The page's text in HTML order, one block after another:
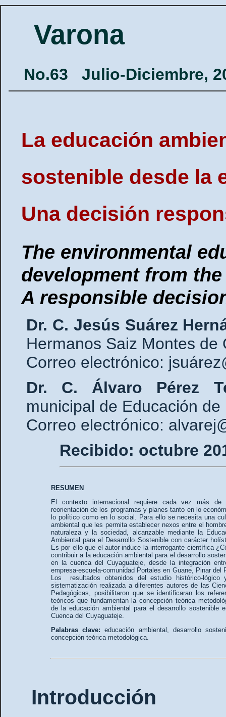
Varona
No.63 Julio-Diciembre,
La educación
sostenible desde la
Una decisión
The environmental
development from
A responsible
Dr. C. Jesús Suárez
Hermanos Saiz Montes
Correo electrónico:
Dr. C. Álvaro Pérez
municipal de Educación
Correo electrónico:
Recibido: octubre
RESUMEN
El contexto internacional requiere cada vez más de
reorientación de los programas y planes tanto en lo
lo político como en lo social. Para ello se necesita una
ambiental que les permita establecer nexos entre el
naturaleza y la sociedad, alcanzable mediante la
Ambiental para el Desarrollo Sostenible con carácter
Es por ello que el autor induce la interrogante científica
contribuir a la educación ambiental para el desarrollo
en la cuenca del Cuyaguateje, desde la integración
empresa-escuela-comunidad Portales en Guane, Pinar del
Los resultados obtenidos del estudio histórico-lógico
sistematización realizada a diferentes autores de las
Pedagógicas, posibilitaron que se identificaran los
teóricos que fundamentan la concepción teórica
de la educación ambiental para el desarrollo sostenible
Cuenca del Cuyaguateje.
Palabras clave: educación ambiental, desarrollo
concepción teórica metodológica.
Introducción